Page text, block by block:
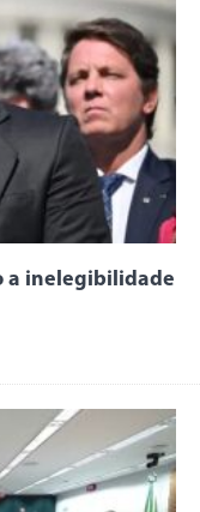
a inelegibilidade